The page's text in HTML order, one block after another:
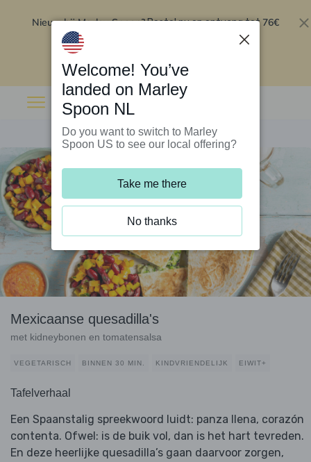
Nieuw bij Marley Spoon?Bestel nu en ontvang tot 76€
Mexicaanse quesadilla's
met kidneybonen en tomatensalsa
VEGETARISCH BINNEN 30 MIN. KINDVRIENDELIJK EIWIT+
Tafelverhaal
Een Spaanstalig spreekwoord luidt: panza llena, corazón
contenta. Ofwel: is de buik vol, dan is het hart tevreden.
En deze heerlijke quesadilla’s gaan daarvoor zorgen,
Welcome! You’ve
landed on Marley
Spoon NL
Do you want to switch to Marley
Spoon US to see our local offering?
Take me there
No thanks